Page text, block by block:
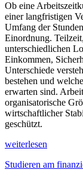
Ob eine
einer langfristigen
Umfang der
Einordnung.
unterschiedlichen
Einkommen,
Unterschiede
bestehen und
erwarten sind.
organisatorische
wirtschaftlicher
geschützt.
weiterlesen
Studieren am